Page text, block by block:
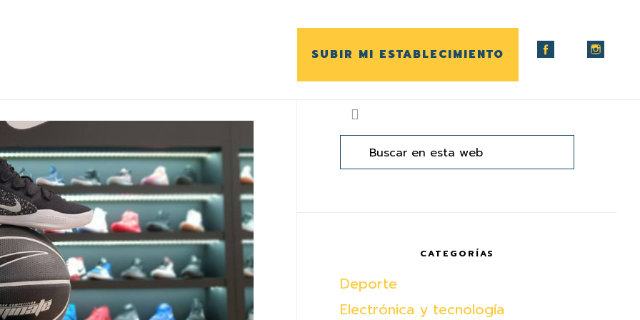
SUBIR MI ESTABLECIMIENTO
Barra
lateral
principal
Buscar
en
web
CATEGORÍAS
Deporte
Electrónica y tecnología